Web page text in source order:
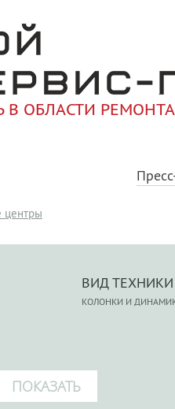
В ОБЛАСТИ
центры
ВИД ТЕХНИКИ
КОЛОНКИ И